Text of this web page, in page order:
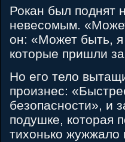
Рокан был поднят
невесомым.
он: «Может быть,
которые пришли
Но его тело
произнес:
безопасности», и
подушке, которая
тихонько жужжало